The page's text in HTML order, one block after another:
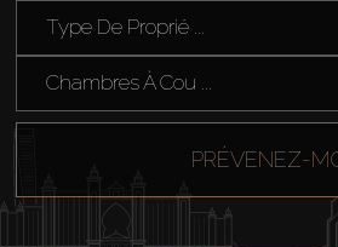
Louer
Hors Plan
Type De Proprié ...
Chambres À Cou ...
PRÉVENEZ-